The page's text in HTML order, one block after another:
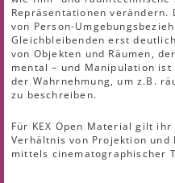
Repräsentationen
von Person-
Gleichbleibenden erst
von Objekten und Räumen,
mental – und Manipulation
der Wahrnehmung, um z.B.
zu beschreiben.
Für KEX Open Material gilt
Verhältnis von Projektion
mittels cinematographischer